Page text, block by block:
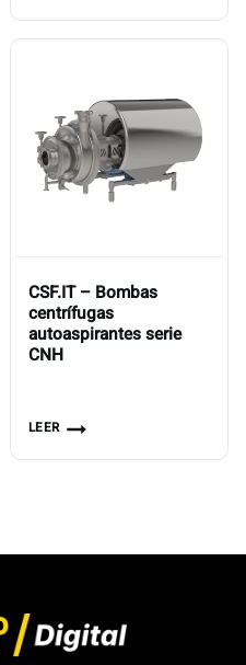
CSF.IT – Bombas
centrífugas
autoaspirantes serie
CNH
LEER